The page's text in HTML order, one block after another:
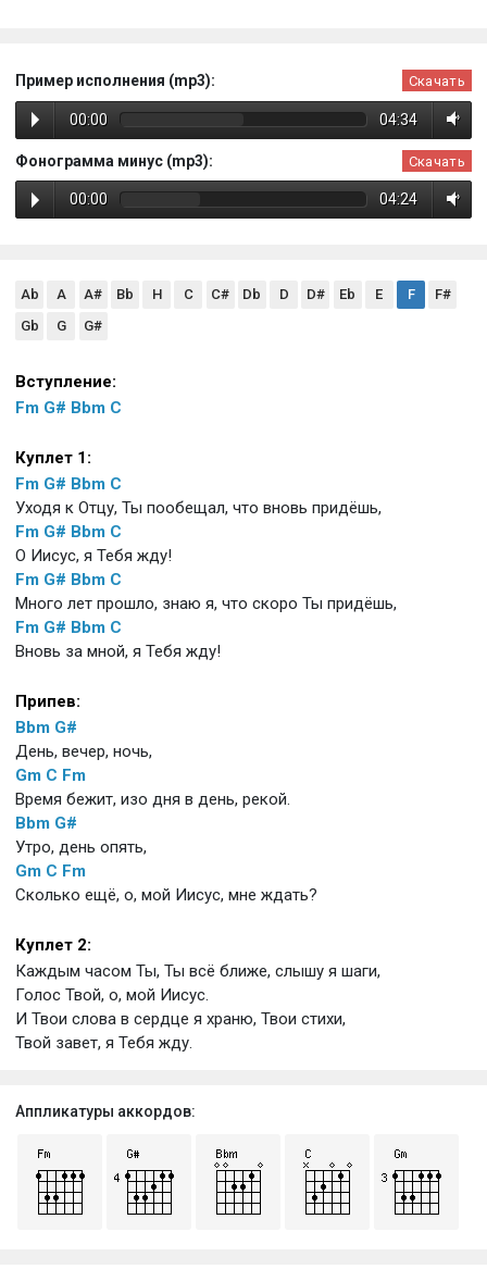
Пример исполнения (mp3): Скачать
00:00 04:34
Фонограмма минус (mp3): Скачать
00:00 04:24
Ab A A# Bb H C C# Db D D# Eb E F
F#
Gb
G G#
Вступление:
Fm G# Bbm C
Куплет 1:
Fm G# Bbm C
Уходя к Отцу, Ты пообещал, что вновь придёшь,
Fm G# Bbm C
О Иисус, я Тебя жду!
Fm G# Bbm C
Много лет прошло, знаю я, что скоро Ты придёшь,
Fm G# Bbm C
Вновь за мной, я Тебя жду!
Припев:
Bbm G#
День, вечер, ночь,
Gm C Fm
Время бежит, изо дня в день, рекой.
Bbm G#
Утро, день опять,
Gm C Fm
Сколько ещё, о, мой Иисус, мне ждать?
Куплет 2:
Каждым часом Ты, Ты всё ближе, слышу я шаги,
Голос Твой, о, мой Иисус.
И Твои слова в сердце я храню, Твои стихи,
Твой завет, я Тебя жду.
Аппликатуры аккордов: